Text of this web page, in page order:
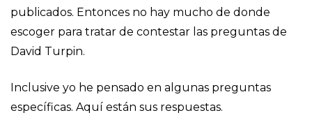
publicados. Entonces no hay mucho de donde
escoger para tratar de contestar las preguntas de
David Turpin.
Inclusive yo he pensado en algunas preguntas
específicas. Aquí están sus respuestas.